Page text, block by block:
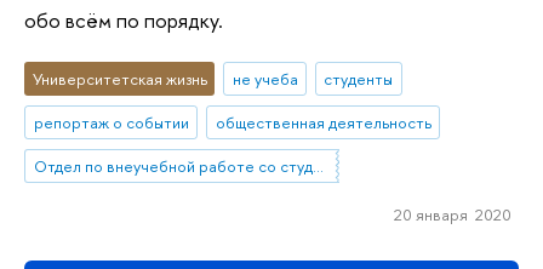
обо всём по порядку.
Университетская жизнь не учеба
студенты
репортаж о событии
общественная деятельность
Отдел по внеучебной работе со студентами (Нижний Новгород)
20 января 2020